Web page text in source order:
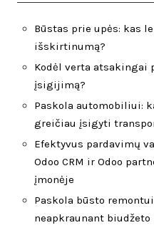
Būstas prie upės: kas
išskirtinumą?
Kodėl verta atsakingai
įsigijimą?
Paskola automobiliui:
greičiau įsigyti
Efektyvus pardavimų
Odoo CRM ir Odoo
įmonėje
Paskola būsto
neapkraunant biudžeto